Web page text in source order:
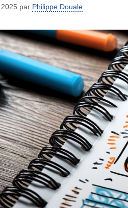
par Philippe Douale